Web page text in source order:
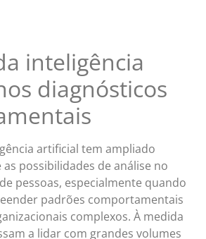
inteligência
diagnósticos
artificial tem ampliado
possibilidades de análise no
pessoas, especialmente quando
padrões comportamentais
complexos. À medida
a lidar com grandes volumes